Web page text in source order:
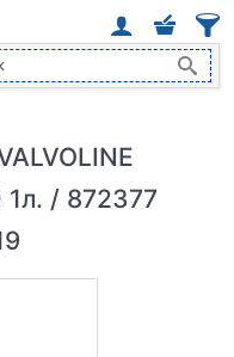
1л. / 872377